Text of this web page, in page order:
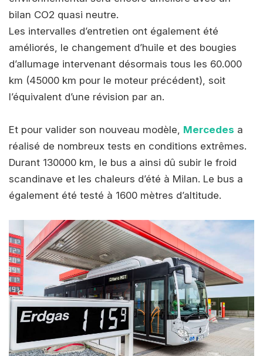
bilan CO2 quasi neutre.
Les intervalles d’entretien ont également été
améliorés, le changement d’huile et des bougies
d’allumage intervenant désormais tous les 60.000
km (45000 km pour le moteur précédent), soit
l’équivalent d’une révision par an.
Et pour valider son nouveau modèle, Mercedes a
réalisé de nombreux tests en conditions extrêmes.
Durant 130000 km, le bus a ainsi dû subir le froid
scandinave et les chaleurs d’été à Milan. Le bus a
également été testé à 1600 mètres d’altitude.